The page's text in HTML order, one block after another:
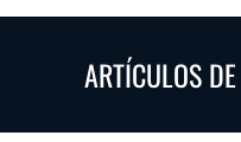
ARTÍCULOS